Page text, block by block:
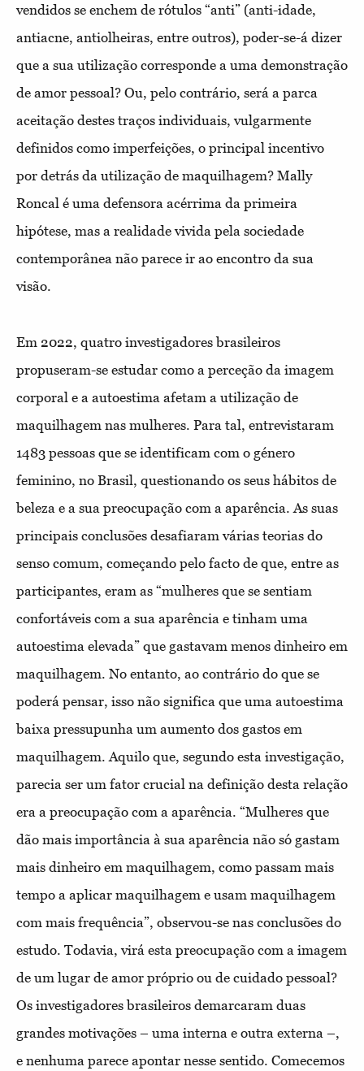
vendidos se enchem de rótulos “anti” (anti-idade,
antiacne, antiolheiras, entre outros), poder-se-á dizer
que a sua utilização corresponde a uma demonstração
de amor pessoal? Ou, pelo contrário, será a parca
aceitação destes traços individuais, vulgarmente
definidos como imperfeições, o principal incentivo
por detrás da utilização de maquilhagem? Mally
Roncal é uma defensora acérrima da primeira
hipótese, mas a realidade vivida pela sociedade
contemporânea não parece ir ao encontro da sua
visão.
Em 2022, quatro investigadores brasileiros
propuseram-se estudar como a perceção da imagem
corporal e a autoestima afetam a utilização de
maquilhagem nas mulheres. Para tal, entrevistaram
1483 pessoas que se identificam com o género
feminino, no Brasil, questionando os seus hábitos de
beleza e a sua preocupação com a aparência. As suas
principais conclusões desafiaram várias teorias do
senso comum, começando pelo facto de que, entre as
participantes, eram as “mulheres que se sentiam
confortáveis com a sua aparência e tinham uma
autoestima elevada” que gastavam menos dinheiro em
maquilhagem. No entanto, ao contrário do que se
poderá pensar, isso não significa que uma autoestima
baixa pressupunha um aumento dos gastos em
maquilhagem. Aquilo que, segundo esta investigação,
parecia ser um fator crucial na definição desta relação
era a preocupação com a aparência. “Mulheres que
dão mais importância à sua aparência não só gastam
mais dinheiro em maquilhagem, como passam mais
tempo a aplicar maquilhagem e usam maquilhagem
com mais frequência”, observou-se nas conclusões do
estudo. Todavia, virá esta preocupação com a imagem
de um lugar de amor próprio ou de cuidado pessoal?
Os investigadores brasileiros demarcaram duas
grandes motivações – uma interna e outra externa –,
e nenhuma parece apontar nesse sentido. Comecemos